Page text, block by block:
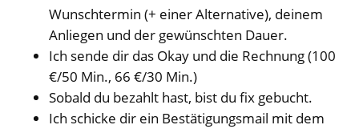
Wunschtermin (+ einer Alternative), deinem
Anliegen und der gewünschten Dauer.
Ich sende dir das Okay und die Rechnung (100
€/50 Min., 66 €/30 Min.)
Sobald du bezahlt hast, bist du fix gebucht.
Ich schicke dir ein Bestätigungsmail mit dem